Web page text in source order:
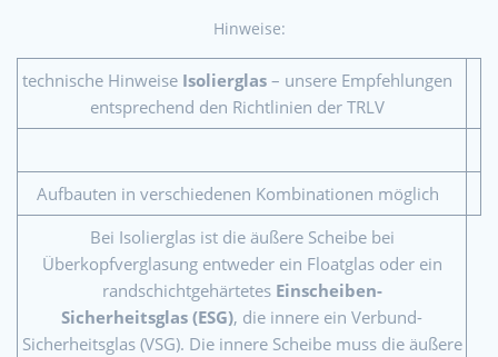
Hinweise:
technische Hinweise Isolierglas– unsere Empfehlungen
entsprechend den Richtlinien der TRLV
Aufbauten in verschiedenen Kombinationen möglich
Bei Isolierglas ist die äußere Scheibe bei
Überkopfverglasung entweder ein Floatglas oder ein
randschichtgehärtetes Einscheiben-
Sicherheitsglas (ESG), die innere ein Verbund-
Sicherheitsglas (VSG). Die innere Scheibe muss die äußere